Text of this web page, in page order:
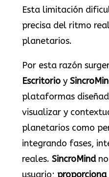
Esta limitación
precisa del ritmo
planetarios.
Por esta razón
Escritorioy
plataformas
visualizar y
planetarios como
integrando fases,
reales. SincroMindno
usuario;